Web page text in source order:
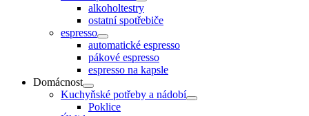
alkoholtestry
ostatní spotřebiče
espresso
automatické espresso
pákové espresso
espresso na kapsle
Domácnost
Kuchyňské potřeby a nádobí
Poklice